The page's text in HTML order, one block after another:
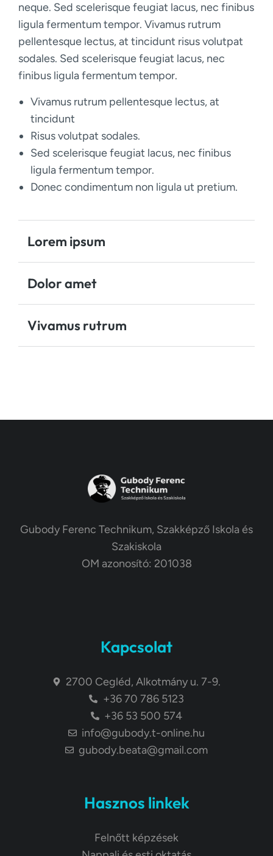
neque. Sed scelerisque feugiat lacus, nec finibus
ligula fermentum tempor. Vivamus rutrum
pellentesque lectus, at tincidunt risus volutpat
sodales. Sed scelerisque feugiat lacus, nec
finibus ligula fermentum tempor.
Vivamus rutrum pellentesque lectus, at
tincidunt
Risus volutpat sodales.
Sed scelerisque feugiat lacus, nec finibus
ligula fermentum tempor.
Donec condimentum non ligula ut pretium.
Lorem ipsum
Dolor amet
Vivamus rutrum
Gubody Ferenc Technikum, Szakképző Iskola és
Szakiskola
OM azonosító: 201038
Kapcsolat
2700 Cegléd, Alkotmány u. 7-9.
+36 70 786 5123
+36 53 500 574
info@gubody.t-online.hu
gubody.beata@gmail.com
Hasznos linkek
Felnőtt képzések